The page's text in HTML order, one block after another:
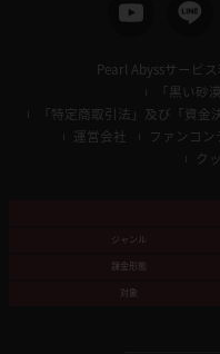
Pearl Abyssサービ
「黒い砂
「特定商取引法」及び「資
運営会社
ファンコン
ク
ジャンル
課金形態
対象